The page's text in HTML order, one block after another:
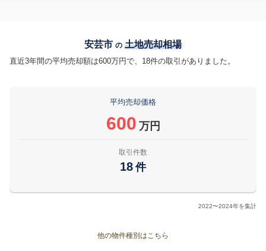
安芸市 の 土地売却相場
直近3年間の平均売却額は600万円で、18件の取引がありました。
平均売却価格
600 万円
取引件数
18 件
2022〜2024年を集計
他の物件種別はこちら